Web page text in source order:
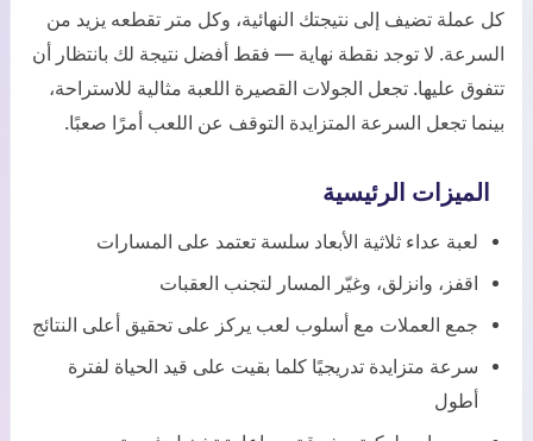
كل عملة تضيف إلى نتيجتك النهائية، وكل متر تقطعه يزيد من
السرعة. لا توجد نقطة نهاية — فقط أفضل نتيجة لك بانتظار أن
تتفوق عليها. تجعل الجولات القصيرة اللعبة مثالية للاستراحة،
بينما تجعل السرعة المتزايدة التوقف عن اللعب أمرًا صعبًا.
الميزات الرئيسية
لعبة عداء ثلاثية الأبعاد سلسة تعتمد على المسارات
اقفز، وانزلق، وغيّر المسار لتجنب العقبات
جمع العملات مع أسلوب لعب يركز على تحقيق أعلى النتائج
سرعة متزايدة تدريجيًا كلما بقيت على قيد الحياة لفترة
أطول